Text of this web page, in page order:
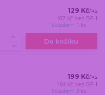
129 Kč/ks
107 Kč bez DPH
Skladem 1 ks
Do košíku
199 Kč/ks
164 Kč bez DPH
Skladem 3 ks